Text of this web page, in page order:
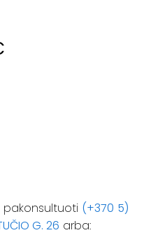
(+370 5)
G. 26 arba: